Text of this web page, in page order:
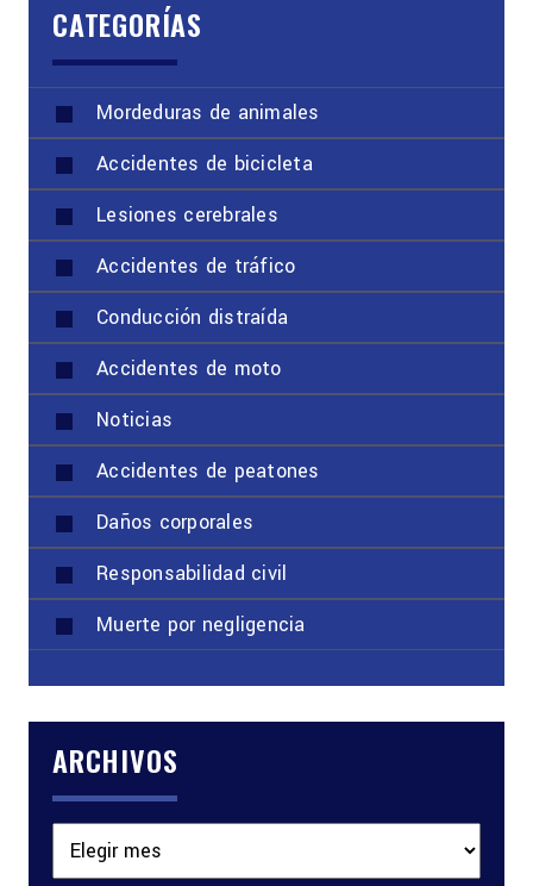
CATEGORÍAS
Mordeduras de animales
Accidentes de bicicleta
Lesiones cerebrales
Accidentes de tráfico
Conducción distraída
Accidentes de moto
Noticias
Accidentes de peatones
Daños corporales
Responsabilidad civil
Muerte por negligencia
ARCHIVOS